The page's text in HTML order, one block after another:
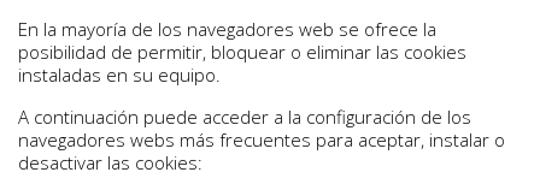
En la mayoría de los navegadores web se ofrece la
posibilidad de permitir, bloquear o eliminar las cookies
instaladas en su equipo.
A continuación puede acceder a la configuración de los
navegadores webs más frecuentes para aceptar, instalar o
desactivar las cookies: